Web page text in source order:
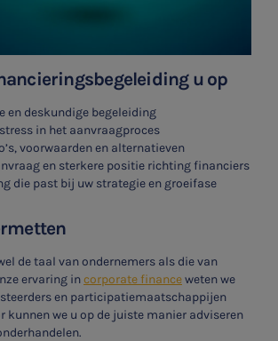
u op
en deskundige begeleiding
in het aanvraagproces
voorwaarden en alternatieven
en sterkere positie richting financiers
die past bij uw strategie en groeifase
de taal van ondernemers als die van
ervaring incorporate financeweten we
en participatiemaatschappijen
kunnen we u op de juiste manier adviseren